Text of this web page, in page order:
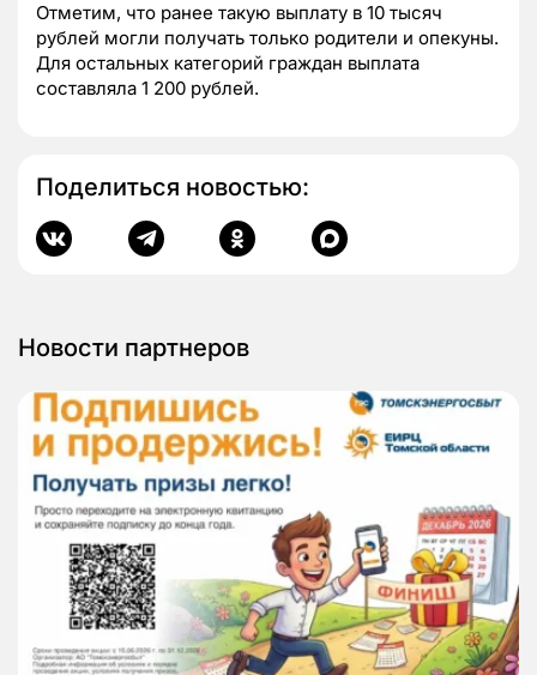
Отметим, что ранее такую выплату в 10 тысяч
рублей могли получать только родители и опекуны.
Для остальных категорий граждан выплата
составляла 1 200 рублей.
Поделиться новостью:
Новости партнеров